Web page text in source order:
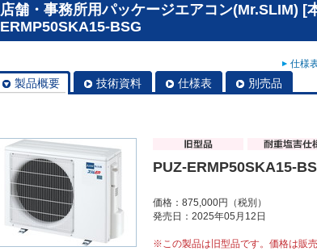
店舗・事務所用パッケージエアコン(Mr.SLIM) [
ERMP50SKA15-BSG
仕様
製品概要 技術資料 仕様表 別売品
PUZ-ERMP50SKA15-
価格：875,000円（税別）
発売日：2025年05月12日
※この製品は旧型品です。価格は販